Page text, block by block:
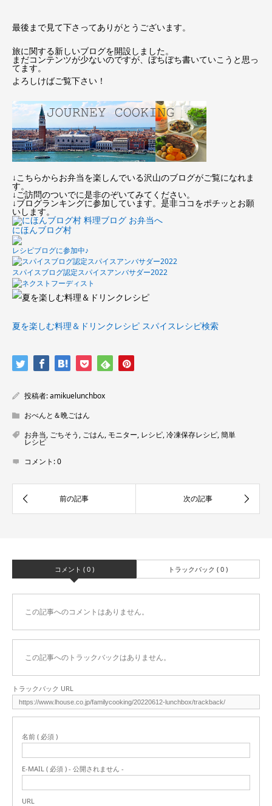
最後まで見て下さってありがとうございます。
旅に関する新しいブログを開設しました。
まだコンテンツが少ないのですが、ぼちぼち書いていこうと思っ
てます。
よろしけばご覧下さい！
↓こちらからお弁当を楽しんでいる沢山のブログがご覧になれま
す。
↓ご訪問のついでに是非のぞいてみてください。
↓ブログランキングに参加しています。是非ココをポチッとお願
いします。
にほんブログ村
レシピブログに参加中♪
スパイスブログ認定スパイスアンバサダー2022
夏を楽しむ料理＆ドリンクレシピ スパイスレシピ検索
投稿者:amikuelunchbox
おべんと＆晩ごはん
お弁当, ごちそう , ごはん, モニター, レシピ,冷凍保存レシピ,簡単
レシピ
コメント:0
コメント ( 0 ) トラックバック ( 0 )
この記事へのコメントはありません。
この記事へのトラックバックはありません。
トラックバック URL
名前 ( 必須 )
E-MAIL ( 必須 ) - 公開されません -
URL